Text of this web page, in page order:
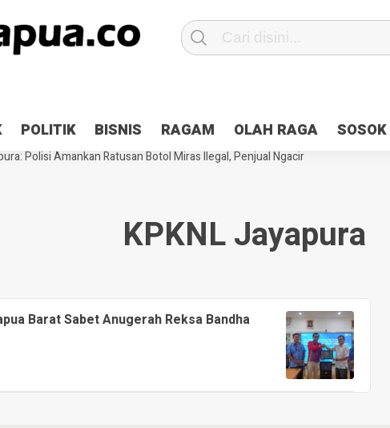
POLITIK BISNIS RAGAM OLAH RAGA SOSOK
TNI Polri Patroli 2×24 jam di Kota Jayapura
Pesan Sejuk Polri di
SMPN 5 Sentani Terbakar
Hibah Pilkada Jayapura Cair 10 Persen,
Polisi Amankan Ratusan Botol Miras Ilegal, Penjual Ngacir
KPKNL Jayapura
Barat Sabet Anugerah Reksa Bandha